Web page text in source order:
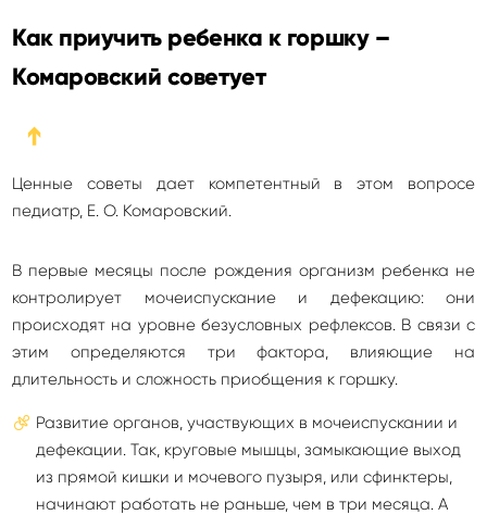
Как приучить ребенка к горшку –
Комаровский советует
➔
Ценные советы дает компетентный в этом вопросе
педиатр, Е. О. Комаровский.
В первые месяцы после рождения организм ребенка не
контролирует мочеиспускание и дефекацию: они
происходят на уровне безусловных рефлексов. В связи с
этим определяются три фактора, влияющие на
длительность и сложность приобщения к горшку.
Развитие органов, участвующих в мочеиспускании и
дефекации. Так, круговые мышцы, замыкающие выход
из прямой кишки и мочевого пузыря, или сфинктеры,
начинают работать не раньше, чем в три месяца. А